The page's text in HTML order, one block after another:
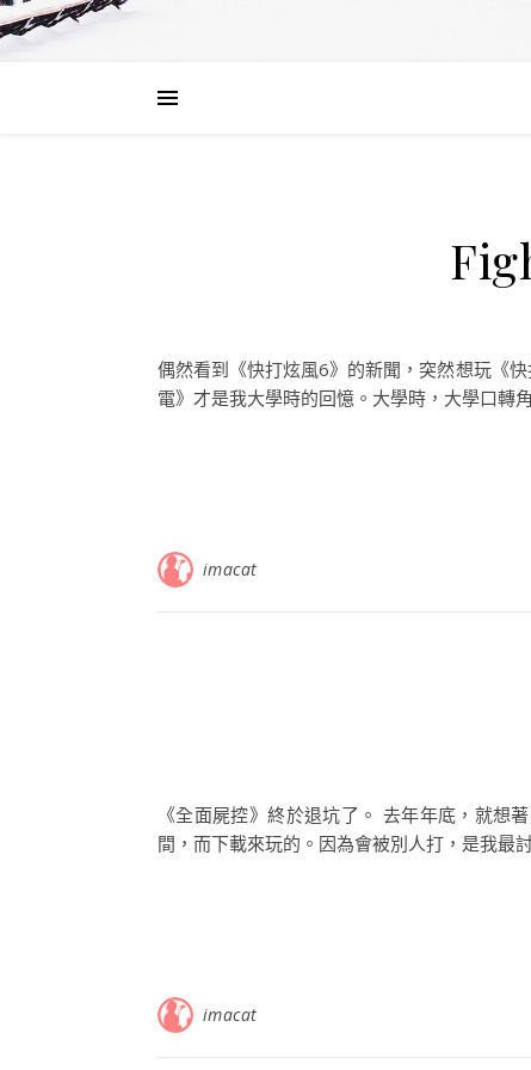
偶然看到《快打炫風6》的新聞，突然想玩《
電》才是我大學時的回憶。大學時，大學口轉
imacat
《全面屍控》終於退坑了。 去年年底，就想
間，而下載來玩的。因為會被別人打，是我最
imacat